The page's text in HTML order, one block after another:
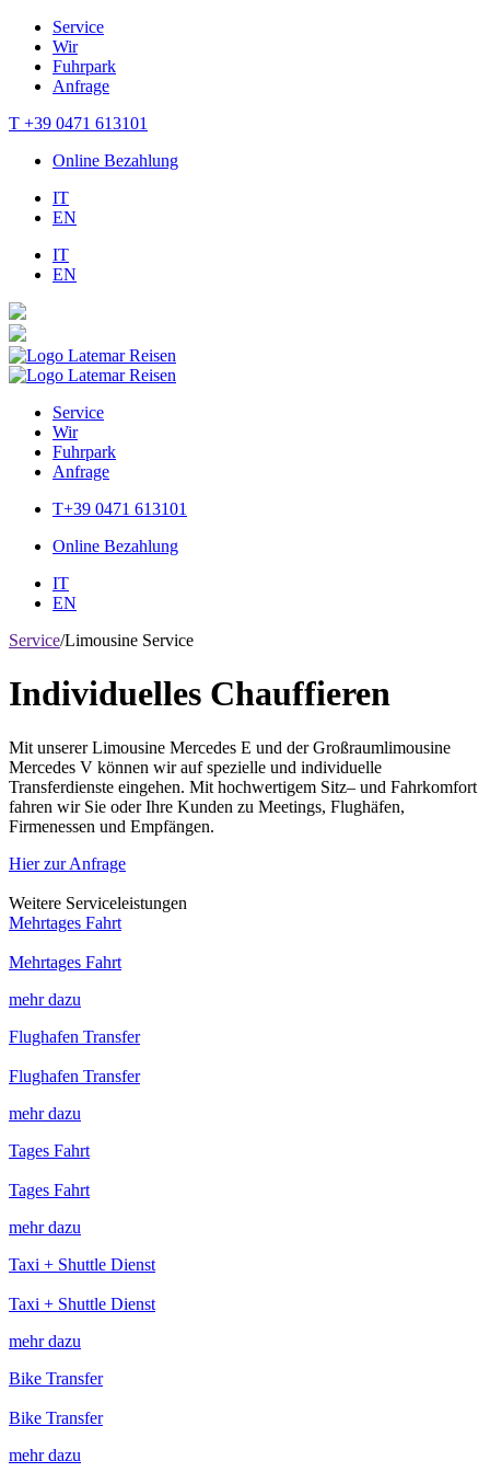
Service
Wir
Fuhrpark
Anfrage
T +39 0471 613101
Online Bezahlung
IT
EN
IT
EN
Service
Wir
Fuhrpark
Anfrage
T+39 0471 613101
Online Bezahlung
IT
EN
Service/Limousine Service
Individuelles Chauffieren
Mit unserer Limousine Mercedes E und der Großraumlimousine
Mercedes V können wir auf spezielle und individuelle
Transferdienste eingehen. Mit hochwertigem Sitz– und Fahrkomfort
fahren wir Sie oder Ihre Kunden zu Meetings, Flughäfen,
Firmenessen und Empfängen.
Hier zur Anfrage
Weitere Serviceleistungen
Mehrtages Fahrt
Mehrtages Fahrt
mehr dazu
Flughafen Transfer
Flughafen Transfer
mehr dazu
Tages Fahrt
Tages Fahrt
mehr dazu
Taxi + Shuttle Dienst
Taxi + Shuttle Dienst
mehr dazu
Bike Transfer
Bike Transfer
mehr dazu